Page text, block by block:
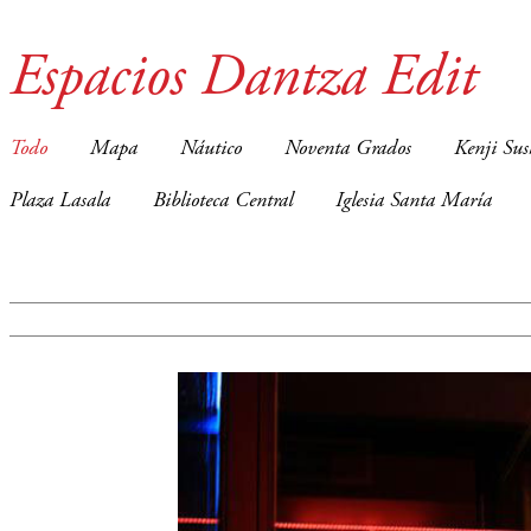
Espacios Dantza Edit
Todo Mapa Náutico Noventa Grados Kenji
Plaza Lasala Biblioteca Central Iglesia Santa María